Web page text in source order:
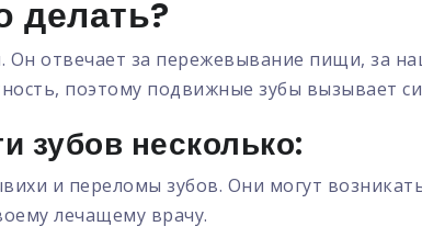
делать?
Он отвечает за пережевывание пищи, за
поэтому подвижные зубы вызывает
зубов несколько:
и переломы зубов. Они могут
лечащему врачу.